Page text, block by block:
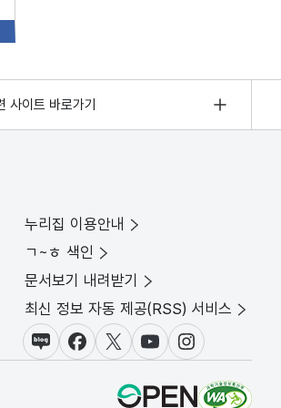
사이트 바로가기
누리집 이용안내
ㄱ~ㅎ 색인
문서보기 내려받기
최신 정보 자동 제공(RSS) 서비스
블로그페이스북X(트위터)
유튜브인스타그램